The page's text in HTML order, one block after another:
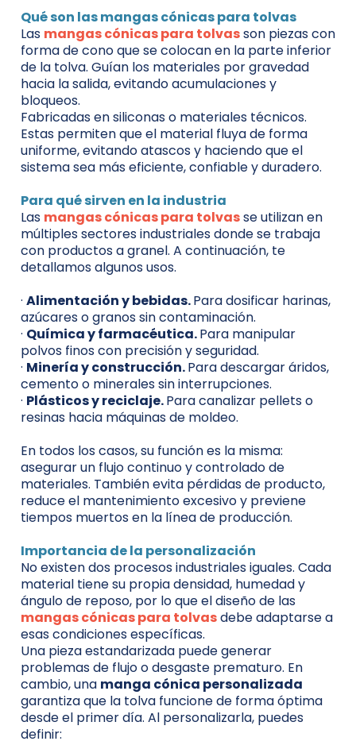
Qué son las mangas cónicas para tolvas
Las mangas cónicas para tolvasson piezas con
forma de cono que se colocan en la parte inferior
de la tolva. Guían los materiales por gravedad
hacia la salida, evitando acumulaciones y
bloqueos.
Fabricadas en siliconas o materiales técnicos.
Estas permiten que el material fluya de forma
uniforme, evitando atascos y haciendo que el
sistema sea más eficiente, confiable y duradero.
Para qué sirven en la industria
Las mangas cónicas para tolvasse utilizan en
múltiples sectores industriales donde se trabaja
con productos a granel. A continuación, te
detallamos algunos usos.
· Alimentación y bebidas.Para dosificar harinas,
azúcares o granos sin contaminación.
· Química y farmacéutica.Para manipular
polvos finos con precisión y seguridad.
· Minería y construcción.Para descargar áridos,
cemento o minerales sin interrupciones.
· Plásticos y reciclaje.Para canalizar pellets o
resinas hacia máquinas de moldeo.
En todos los casos, su función es la misma:
asegurar un flujo continuo y controlado de
materiales. También evita pérdidas de producto,
reduce el mantenimiento excesivo y previene
tiempos muertos en la línea de producción.
Importancia de la personalización
No existen dos procesos industriales iguales. Cada
material tiene su propia densidad, humedad y
ángulo de reposo, por lo que el diseño de las
mangas cónicas para tolvasdebe adaptarse a
esas condiciones específicas.
Una pieza estandarizada puede generar
problemas de flujo o desgaste prematuro. En
cambio, una manga cónica personalizada
garantiza que la tolva funcione de forma óptima
desde el primer día. Al personalizarla, puedes
definir: